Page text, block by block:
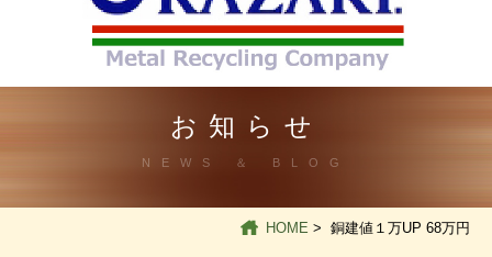
お知らせ
NEWS ＆ BLOG
HOME > 銅建値１万UP 68万円